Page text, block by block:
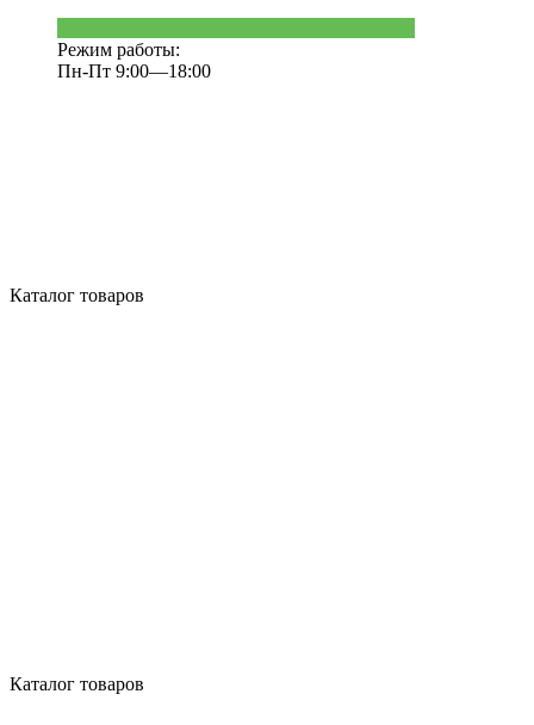
Режим работы:
Пн-Пт 9:00—18:00
Каталог товаров
Каталог товаров